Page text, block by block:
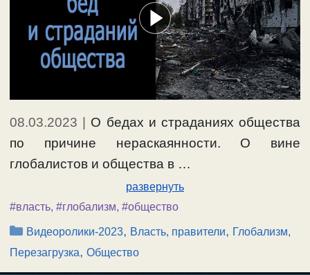
08.03.2023
О бедах и страданиях общества
по причине нераскаянности. О вине
глобалистов и общества в …
развернуть
#власть, #глобализм, #общество
Рубрики
Видеоролики-2023, Власть, правители, Глобализм,
Перезагрузка, Общество